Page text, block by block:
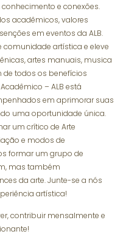
e conexões.
acadêmicos, valores
em eventos da ALB.
artística e eleve
artes manuais, musica
de todos os benefícios
– ALB está
em aprimorar suas
uma oportunidade única.
um crítico de Arte
e modos de
formar um grupo de
mas também
da arte. Junte-se a nós
artística!
contribuir mensalmente e